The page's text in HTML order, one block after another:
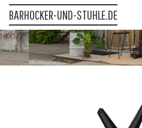
BARHOCKER-UND-STUHLE.DE